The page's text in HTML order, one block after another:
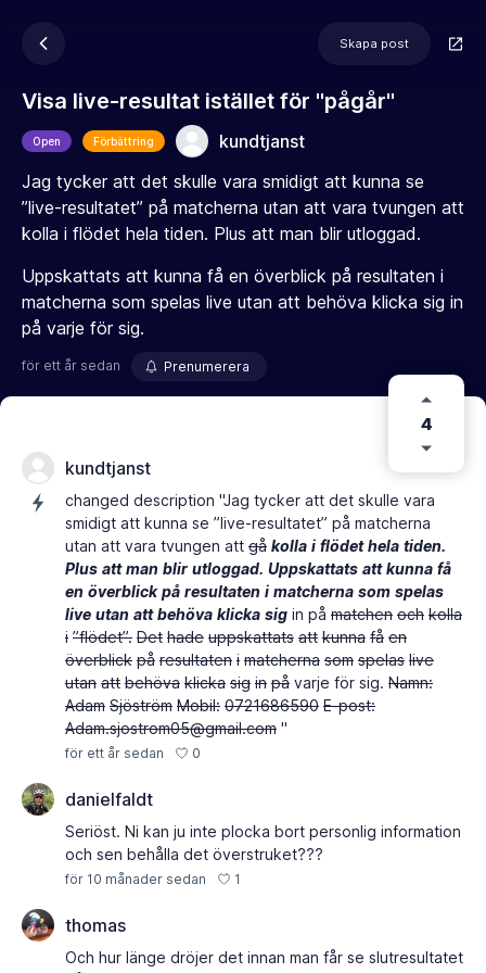
Skapa post
Visa live-resultat istället för "pågår"
Open Förbättring
kundtjanst
Jag tycker att det skulle vara smidigt att kunna se
”live-resultatet” på matcherna utan att vara tvungen att
kolla i flödet hela tiden. Plus att man blir utloggad.
Uppskattats att kunna få en överblick på resultaten i
matcherna som spelas live utan att behöva klicka sig in
på varje för sig.
för ett år sedan Prenumerera
4
kundtjanst
changed description "Jag tycker att det skulle vara
smidigt att kunna se ”live-resultatet” på matcherna
utan att vara tvungen att gå kolla i flödet hela tiden.
Plus att man blir utloggad. Uppskattats att kunna få
en överblick på resultaten i matcherna som spelas
live utan att behöva klicka sig in på matchen och kolla
i ”flödet”. Det hade uppskattats att kunna få en
överblick på resultaten i matcherna som spelas live
utan att behöva klicka sig in på varje för sig. Namn:
Adam Sjöström Mobil: 0721686590 E-post:
Adam.sjostrom05@gmail.com "
för ett år sedan 0
danielfaldt
Seriöst. Ni kan ju inte plocka bort personlig information
och sen behålla det överstruket???
för 10 månader sedan 1
thomas
Och hur länge dröjer det innan man får se slutresultatet